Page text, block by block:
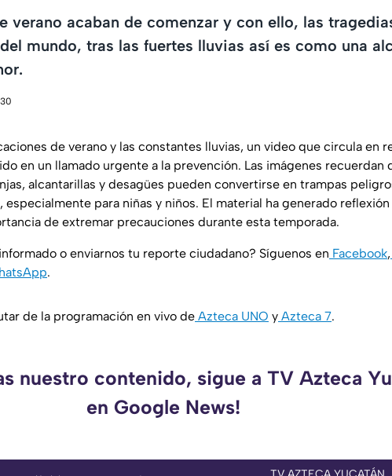
verano acaban de comenzar y con ello, las
mundo, tras las fuertes lluvias así es como una
de verano y las constantes lluvias, un video que circula en
en un llamado urgente a la prevención. Las imágenes recuerdan
alcantarillas y desagües pueden convertirse en trampas
para niñas y niños. El material ha generado
de extremar precauciones durante esta temporada.
o enviarnos tu reporte ciudadano? Síguenos en Facebook,
.
de la programación en vivo de Azteca UNO y Azteca 7.
nuestro contenido, sigue a TV Azteca
en Google News!